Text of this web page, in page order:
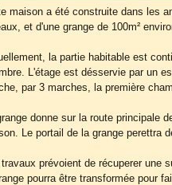
maison a été construite dans les
et d'une grange de 100m²
la partie habitable est
L'étage est désservie par un
par 3 marches, la première
donne sur la route principale
Le portail de la grange perettra
travaux prévoient de récuperer une
pourra être transformée pour